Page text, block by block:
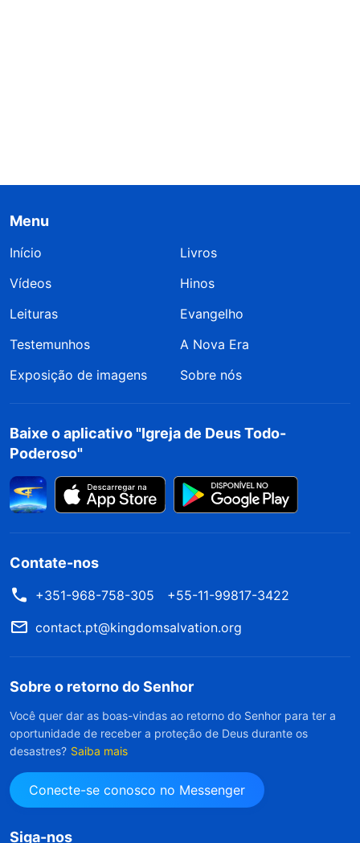
Menu
Início
Livros
Vídeos
Hinos
Leituras
Evangelho
Testemunhos
A Nova Era
Exposição de imagens
Sobre nós
Baixe o aplicativo "Igreja de Deus Todo-
Poderoso"
Contate-nos
+351-968-758-305
+55-11-99817-3422
contact.pt@kingdomsalvation.org
Sobre o retorno do Senhor
Você quer dar as boas-vindas ao retorno do Senhor para ter a
oportunidade de receber a proteção de Deus durante os
desastres? Saiba mais
Conecte-se conosco no Messenger
Siga-nos